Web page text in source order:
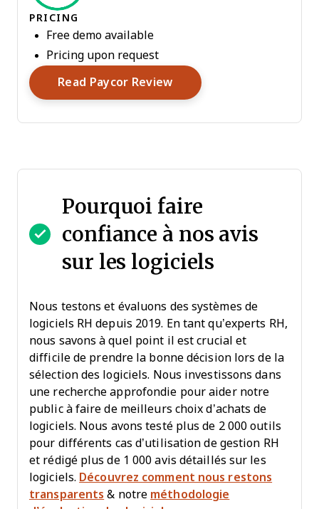
PRICING
Free demo available
Pricing upon request
Read Paycor ReviewOpens New Window
Pourquoi faire
confiance à nos avis
sur les logiciels
Nous testons et évaluons des systèmes de
logiciels RH depuis 2019. En tant qu’experts RH,
nous savons à quel point il est crucial et
difficile de prendre la bonne décision lors de la
sélection des logiciels. Nous investissons dans
une recherche approfondie pour aider notre
public à faire de meilleurs choix d’achats de
logiciels. Nous avons testé plus de 2 000 outils
pour différents cas d’utilisation de gestion RH
et rédigé plus de 1 000 avis détaillés sur les
logiciels. Découvrez comment nous restons
transparents & notre méthodologie